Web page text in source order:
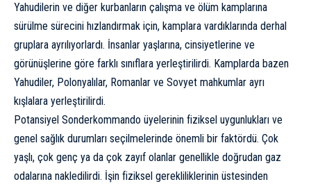
Yahudilerin ve diğer kurbanların çalışma ve ölüm kamplarına
sürülme sürecini hızlandırmak için, kamplara vardıklarında derhal
gruplara ayrılıyorlardı. İnsanlar yaşlarına, cinsiyetlerine ve
görünüşlerine göre farklı sınıflara yerleştirilirdi. Kamplarda bazen
Yahudiler, Polonyalılar, Romanlar ve Sovyet mahkumlar ayrı
kışlalara yerleştirilirdi.
Potansiyel Sonderkommando üyelerinin fiziksel uygunlukları ve
genel sağlık durumları seçilmelerinde önemli bir faktördü. Çok
yaşlı, çok genç ya da çok zayıf olanlar genellikle doğrudan gaz
odalarına nakledilirdi. İşin fiziksel gerekliliklerinin üstesinden